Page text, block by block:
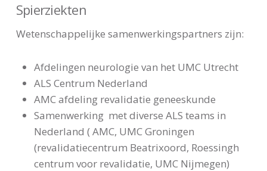
Spierziekten
Wetenschappelijke samenwerkingspartners zijn:
Afdelingen neurologie van het UMC Utrecht
ALS Centrum Nederland
AMC afdeling revalidatie geneeskunde
Samenwerking met diverse ALS teams in
Nederland ( AMC, UMC Groningen
(revalidatiecentrum Beatrixoord, Roessingh
centrum voor revalidatie, UMC Nijmegen)